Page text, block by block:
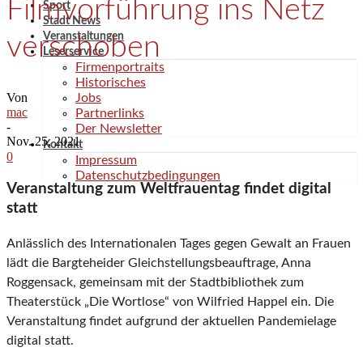
Sport
Stadt News
Veranstaltungen
Leserservice
Firmenportraits
Historisches
Jobs
Partnerlinks
Der Newsletter
Kontakt
Impressum
Datenschutzbedingungen
Filmvorführung ins Netz
verschoben
Von
mac
-
Nov. 25, 2021
0
Veranstaltung zum Weltfrauentag findet digital
statt
Anlässlich des Internationalen Tages gegen Gewalt an Frauen
lädt die Bargteheider Gleichstellungsbeauftrage, Anna
Roggensack, gemeinsam mit der Stadtbibliothek zum
Theaterstück „Die Wortlose“ von Wilfried Happel ein. Die
Veranstaltung findet aufgrund der aktuellen Pandemielage
digital statt.